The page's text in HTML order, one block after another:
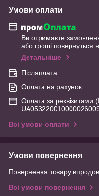
Умови оплати
Ви отримаєте
або гроші повернуться
Детальніше
Післяплата
Оплата на рахунок
Оплата за реквізитами
Всі умови оплати
Умови повернення
Повернення товару
Всі умови повернення